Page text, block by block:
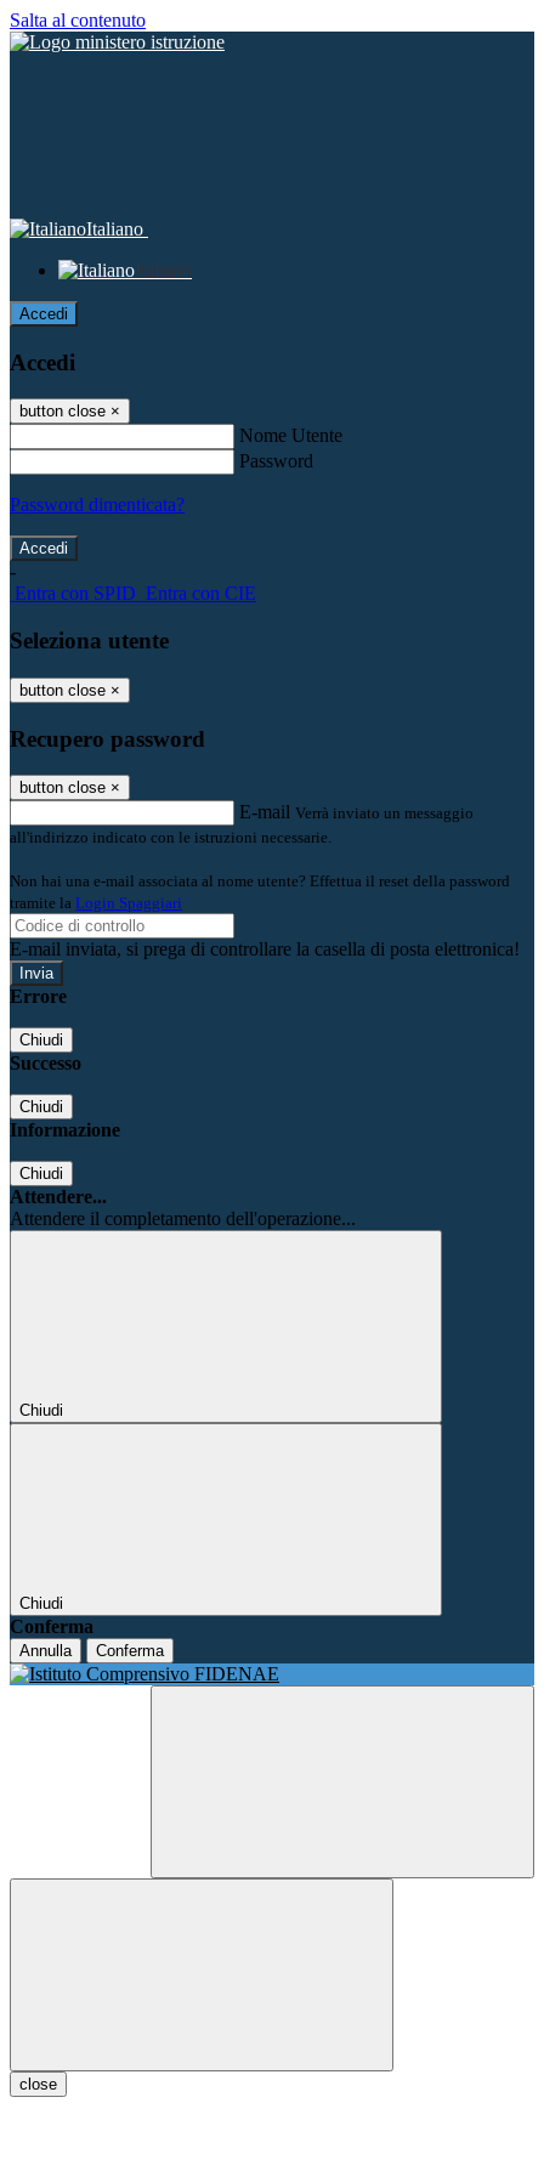
Salta al contenuto
Italiano
Italiano
Accedi
Accedi
button close ×
Nome Utente
Password
Password dimenticata?
-
Entra con SPID Entra con CIE
Seleziona utente
button close ×
Recupero password
button close ×
E-mail Verrà inviato un messaggio
all'indirizzo indicato con le istruzioni necessarie.
Non hai una e-mail associata al nome utente? Effettua il reset della password
tramite la Login Spaggiari
E-mail inviata, si prega di controllare la casella di posta elettronica!
Errore
Chiudi
Successo
Chiudi
Informazione
Chiudi
Attendere...
Attendere il completamento dell'operazione...
Chiudi
Chiudi
Conferma
Annulla Conferma
close